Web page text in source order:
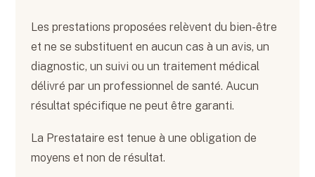
Les prestations proposées relèvent du bien-être
et ne se substituent en aucun cas à un avis, un
diagnostic, un suivi ou un traitement médical
délivré par un professionnel de santé. Aucun
résultat spécifique ne peut être garanti.
La Prestataire est tenue à une obligation de
moyens et non de résultat.